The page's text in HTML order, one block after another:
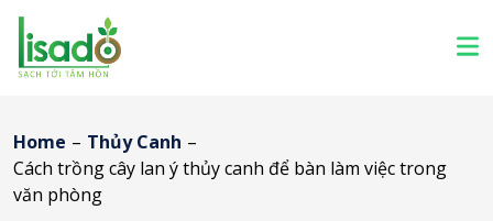
Home – Thủy Canh –
Cách trồng cây lan ý thủy canh để bàn làm việc trong
văn phòng